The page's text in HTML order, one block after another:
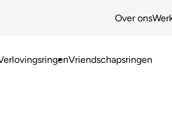
Over ons
Vriendschapsringen